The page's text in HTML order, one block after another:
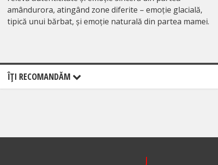
amândurora, atingând zone diferite – emoție glacială,
tipică unui bărbat, și emoție naturală din partea mamei.
ÎŢI RECOMANDĂM